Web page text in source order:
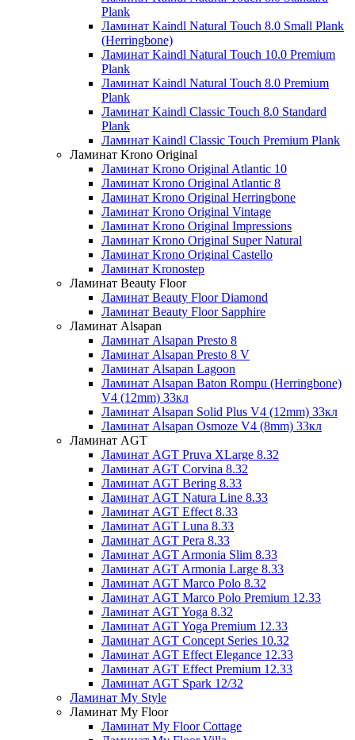
Plank
Ламинат Kaindl Natural Touch 8.0 Small Plank
(Herringbone)
Ламинат Kaindl Natural Touch 10.0 Premium
Plank
Ламинат Kaindl Natural Touch 8.0 Premium
Plank
Ламинат Kaindl Classic Touch 8.0 Standard
Plank
Ламинат Kaindl Classic Touch Premium Plank
Ламинат Krono Original
Ламинат Krono Original Atlantic 10
Ламинат Krono Original Atlantic 8
Ламинат Krono Original Herringbone
Ламинат Krono Original Vintage
Ламинат Krono Original Impressions
Ламинат Krono Original Super Natural
Ламинат Krono Original Castello
Ламинат Kronostep
Ламинат Beauty Floor
Ламинат Beauty Floor Diamond
Ламинат Beauty Floor Sapphire
Ламинат Alsapan
Ламинат Alsapan Presto 8
Ламинат Alsapan Presto 8 V
Ламинат Alsapan Lagoon
Ламинат Alsapan Baton Rompu (Herringbone)
V4 (12mm) 33кл
Ламинат Alsapan Solid Plus V4 (12mm) 33кл
Ламинат Alsapan Osmoze V4 (8mm) 33кл
Ламинат AGT
Ламинат AGT Pruva XLarge 8.32
Ламинат AGT Corvina 8.32
Ламинат AGT Bering 8.33
Ламинат AGT Natura Line 8.33
Ламинат AGT Effect 8.33
Ламинат AGT Luna 8.33
Ламинат AGT Pera 8.33
Ламинат AGT Armonia Slim 8.33
Ламинат AGT Armonia Large 8.33
Ламинат AGT Marco Polo 8.32
Ламинат AGT Marco Polo Premium 12.33
Ламинат AGT Yoga 8.32
Ламинат AGT Yoga Premium 12.33
Ламинат AGT Concept Series 10.32
Ламинат AGT Effect Elegance 12.33
Ламинат AGT Effect Premium 12.33
Ламинат AGT Spark 12/32
Ламинат My Style
Ламинат My Floor
Ламинат My Floor Cottage